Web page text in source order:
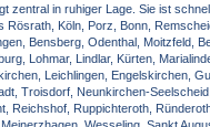
zentral in ruhiger Lage. Sie ist
Rösrath, Köln, Porz, Bonn,
Bensberg, Odenthal, Moitzfeld,
Lohmar, Lindlar, Kürten,
Leichlingen, Engelskirchen,
Troisdorf, Neunkirchen-
Reichshof, Ruppichteroth,